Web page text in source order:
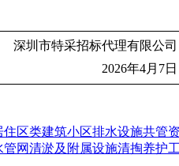
深圳市特采招标代理有限公司
2026年4月7日
区类建筑小区排水设施共管
网清淤及附属设施清掏养护